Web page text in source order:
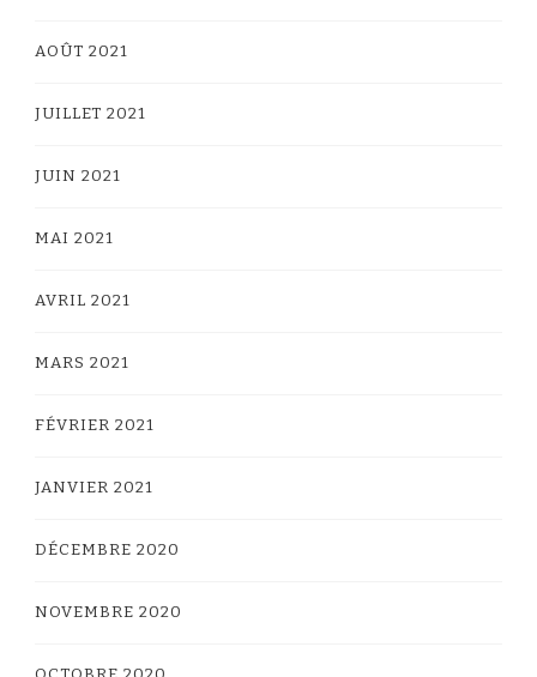
AOÛT 2021
JUILLET 2021
JUIN 2021
MAI 2021
AVRIL 2021
MARS 2021
FÉVRIER 2021
JANVIER 2021
DÉCEMBRE 2020
NOVEMBRE 2020